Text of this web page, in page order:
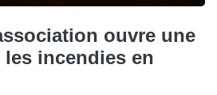
ouvre une
incendies en